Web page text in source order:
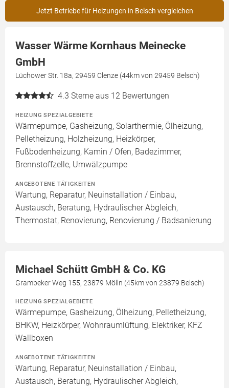
Jetzt Betriebe für Heizungen in Belsch vergleichen
Wasser Wärme Kornhaus Meinecke
GmbH
Lüchower Str. 18a, 29459 Clenze (44km von 29459 Belsch)
4.3 Sterne aus 12 Bewertungen
HEIZUNG SPEZIALGEBIETE
Wärmepumpe, Gasheizung, Solarthermie, Ölheizung,
Pelletheizung, Holzheizung, Heizkörper,
Fußbodenheizung, Kamin / Ofen, Badezimmer,
Brennstoffzelle, Umwälzpumpe
ANGEBOTENE TÄTIGKEITEN
Wartung, Reparatur, Neuinstallation / Einbau,
Austausch, Beratung, Hydraulischer Abgleich,
Thermostat, Renovierung, Renovierung / Badsanierung
Michael Schütt GmbH & Co. KG
Grambeker Weg 155, 23879 Mölln (45km von 23879 Belsch)
HEIZUNG SPEZIALGEBIETE
Wärmepumpe, Gasheizung, Ölheizung, Pelletheizung,
BHKW, Heizkörper, Wohnraumlüftung, Elektriker, KFZ
Wallboxen
ANGEBOTENE TÄTIGKEITEN
Wartung, Reparatur, Neuinstallation / Einbau,
Austausch, Beratung, Hydraulischer Abgleich,